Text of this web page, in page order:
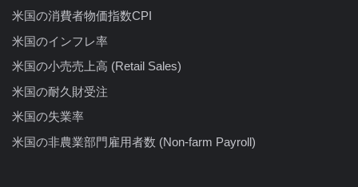
米国の消費者物価指数CPI
米国のインフレ率
米国の小売売上高 (Retail Sales)
米国の耐久財受注
米国の失業率
米国の非農業部門雇用者数 (Non-farm Payroll)